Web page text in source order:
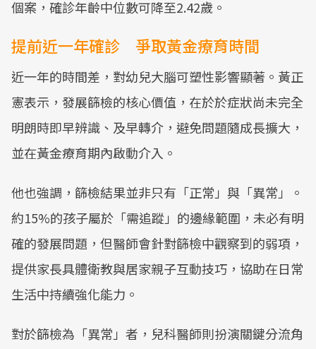
個案，確診年齡中位數可降至2.42歲。
提前近一年確診 爭取黃金療育時間
近一年的時間差，對幼兒大腦可塑性影響顯著。黃正
憲表示，發展篩檢的核心價值，在於於症狀尚未完全
明朗時即早辨識、及早轉介，避免問題隨成長擴大，
並在黃金療育期內啟動介入。
他也強調，篩檢結果並非只有「正常」與「異常」。
約15%的孩子屬於「需追蹤」的邊緣範圍，未必有明
確的發展問題，但醫師會針對篩檢中觀察到的弱項，
提供家長具體衛教與居家親子互動技巧，協助在日常
生活中持續強化能力。
對於篩檢為「異常」者，兒科醫師則扮演關鍵分流角